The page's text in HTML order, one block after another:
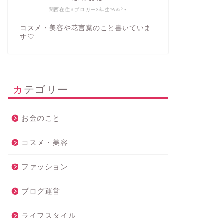
関西在住♀ブロガー3年生ᝰ✍︎꙳⋆
コスメ・美容や花言葉のこと書いていま
す♡
カテゴリー
お金のこと
コスメ・美容
ファッション
ブログ運営
ライフスタイル